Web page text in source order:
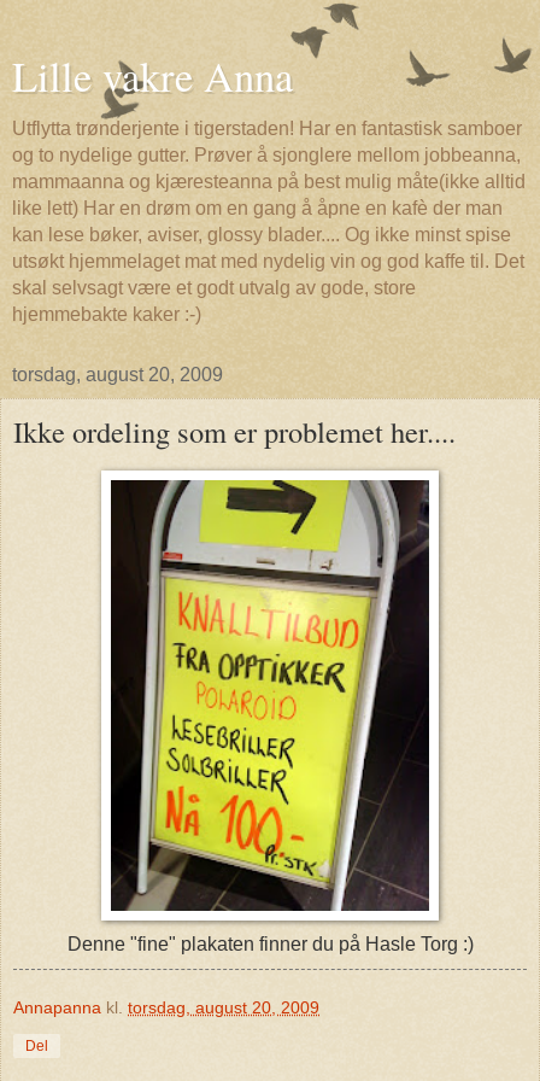
Lille vakre Anna
Utflytta trønderjente i tigerstaden! Har en fantastisk samboer
og to nydelige gutter. Prøver å sjonglere mellom jobbeanna,
mammaanna og kjæresteanna på best mulig måte(ikke alltid
like lett) Har en drøm om en gang å åpne en kafè der man
kan lese bøker, aviser, glossy blader.... Og ikke minst spise
utsøkt hjemmelaget mat med nydelig vin og god kaffe til. Det
skal selvsagt være et godt utvalg av gode, store
hjemmebakte kaker :-)
torsdag, august 20, 2009
Ikke ordeling som er problemet her....
Denne "fine" plakaten finner du på Hasle Torg :)
Annapanna kl. torsdag, august 20, 2009
Del